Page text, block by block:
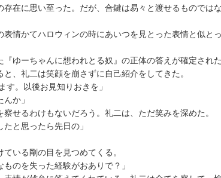
在に思い至った。だが、合鍵は易々と渡せるものでは
情かてハロウィンの時にあいつを見とった表情と似
ゆーちゃんに想われとる奴』の正体の答えが確定され
、礼二は笑顔を崩さずに自己紹介をしてきた。
す。以後お見知りおきを」
か」
せるわけもないだろう。礼二は、ただ笑みを深めた。
たと思ったら先日の」
いる剛の目を見つめてくる。
ものを失った経験がおありで？」